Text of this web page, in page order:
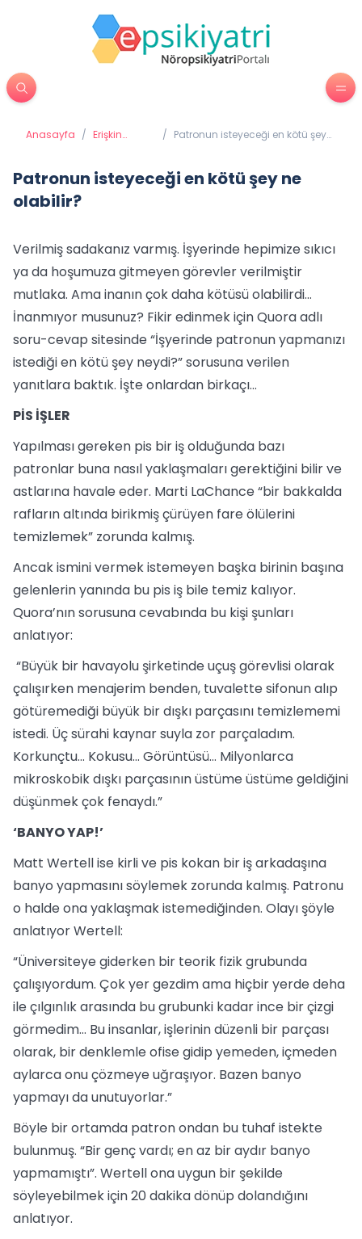
Anasayfa / Erişkin
/ Patronun isteyeceği en kötü şey
Patronun isteyeceği en kötü şey ne
olabilir?
Verilmiş sadakanız varmış. İşyerinde hepimize sıkıcı
ya da hoşumuza gitmeyen görevler verilmiştir
mutlaka. Ama inanın çok daha kötüsü olabilirdi…
İnanmıyor musunuz? Fikir edinmek için Quora adlı
soru-cevap sitesinde “İşyerinde patronun yapmanızı
istediği en kötü şey neydi?” sorusuna verilen
yanıtlara baktık. İşte onlardan birkaçı…
PİS İŞLER
Yapılması gereken pis bir iş olduğunda bazı
patronlar buna nasıl yaklaşmaları gerektiğini bilir ve
astlarına havale eder. Marti LaChance “bir bakkalda
rafların altında birikmiş çürüyen fare ölülerini
temizlemek” zorunda kalmış.
Ancak ismini vermek istemeyen başka birinin başına
gelenlerin yanında bu pis iş bile temiz kalıyor.
Quora’nın sorusuna cevabında bu kişi şunları
anlatıyor:
“Büyük bir havayolu şirketinde uçuş görevlisi olarak
çalışırken menajerim benden, tuvalette sifonun alıp
götüremediği büyük bir dışkı parçasını temizlememi
istedi. Üç sürahi kaynar suyla zor parçaladım.
Korkunçtu… Kokusu… Görüntüsü… Milyonlarca
mikroskobik dışkı parçasının üstüme üstüme geldiğini
düşünmek çok fenaydı.”
‘BANYO YAP!’
Matt Wertell ise kirli ve pis kokan bir iş arkadaşına
banyo yapmasını söylemek zorunda kalmış. Patronu
o halde ona yaklaşmak istemediğinden. Olayı şöyle
anlatıyor Wertell:
“Üniversiteye giderken bir teorik fizik grubunda
çalışıyordum. Çok yer gezdim ama hiçbir yerde deha
ile çılgınlık arasında bu grubunki kadar ince bir çizgi
görmedim… Bu insanlar, işlerinin düzenli bir parçası
olarak, bir denklemle ofise gidip yemeden, içmeden
aylarca onu çözmeye uğraşıyor. Bazen banyo
yapmayı da unutuyorlar.”
Böyle bir ortamda patron ondan bu tuhaf istekte
bulunmuş. “Bir genç vardı; en az bir aydır banyo
yapmamıştı”. Wertell ona uygun bir şekilde
söyleyebilmek için 20 dakika dönüp dolandığını
anlatıyor.